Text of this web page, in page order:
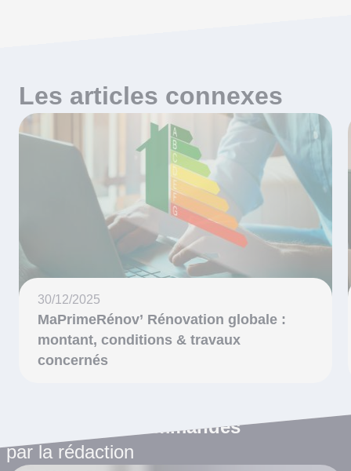
Les articles connexes
30/12/2025
MaPrimeRénov’ Rénovation globale :
montant, conditions & travaux
concernés
Les articles recommandés
par la rédaction